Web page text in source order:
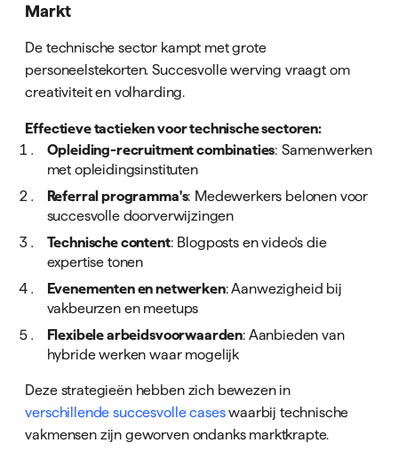
Markt
De technische sector kampt met grote
personeelstekorten. Succesvolle werving vraagt om
creativiteit en volharding.
Effectieve tactieken voor technische sectoren:
Opleiding-recruitment combinaties: Samenwerken
met opleidingsinstituten
Referral programma's: Medewerkers belonen voor
succesvolle doorverwijzingen
Technische content: Blogposts en video's die
expertise tonen
Evenementen en netwerken: Aanwezigheid bij
vakbeurzen en meetups
Flexibele arbeidsvoorwaarden: Aanbieden van
hybride werken waar mogelijk
Deze strategieën hebben zich bewezen in
verschillende succesvolle caseswaarbij technische
vakmensen zijn geworven ondanks marktkrapte.